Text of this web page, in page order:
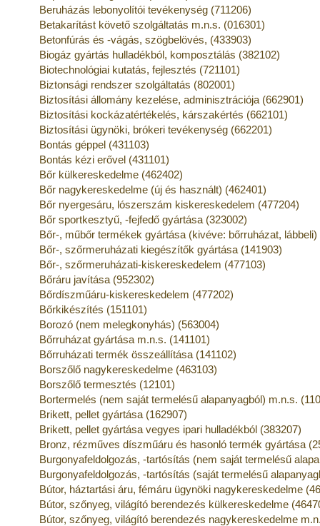
Beruházás lebonyolítói tevékenység (711206)
Betakarítást követő szolgáltatás m.n.s. (016301)
Betonfúrás és -vágás, szögbelövés, (433903)
Biogáz gyártás hulladékból, komposztálás (382102)
Biotechnológiai kutatás, fejlesztés (721101)
Biztonsági rendszer szolgáltatás (802001)
Biztosítási állomány kezelése, adminisztrációja (662901)
Biztosítási kockázatértékelés, kárszakértés (662101)
Biztosítási ügynöki, brókeri tevékenység (662201)
Bontás géppel (431103)
Bontás kézi erővel (431101)
Bőr külkereskedelme (462402)
Bőr nagykereskedelme (új és használt) (462401)
Bőr nyergesáru, lószerszám kiskereskedelem (477204)
Bőr sportkesztyű, -fejfedő gyártása (323002)
Bőr-, műbőr termékek gyártása (kivéve: bőrruházat,
Bőr-, szőrmeruházati kiegészítők gyártása (141903)
Bőr-, szőrmeruházati-kiskereskedelem (477103)
Bőráru javítása (952302)
Bőrdíszműáru-kiskereskedelem (477202)
Bőrkikészítés (151101)
Borozó (nem melegkonyhás) (563004)
Bőrruházat gyártása m.n.s. (141101)
Bőrruházati termék összeállítása (141102)
Borszőlő nagykereskedelme (463103)
Borszőlő termesztés (12101)
Bortermelés (nem saját termelésű alapanyagból) m.n.s.
Brikett, pellet gyártása (162907)
Brikett, pellet gyártása vegyes ipari hulladékból (383207)
Bronz, rézműves díszműáru és hasonló termék gyártása
Burgonyafeldolgozás, -tartósítás (nem saját termelésű
Burgonyafeldolgozás, -tartósítás (saját termelésű
Bútor, háztartási áru, fémáru ügynöki nagykereskedelme
Bútor, szőnyeg, világító berendezés külkereskedelme
Bútor, szőnyeg, világító berendezés nagykereskedelme